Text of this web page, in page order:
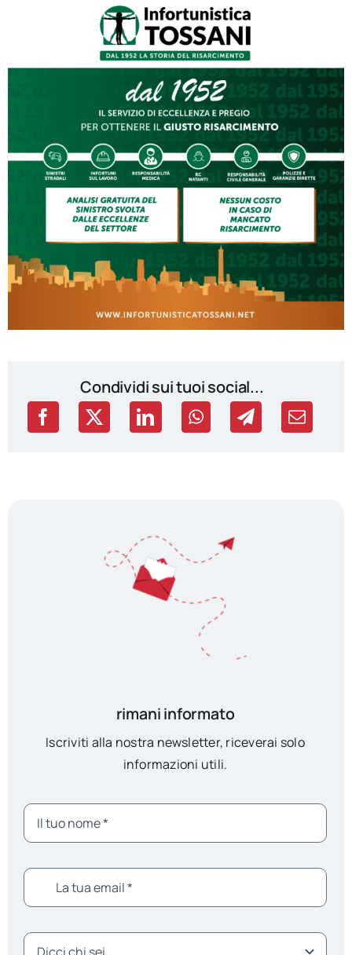
Condividi sui tuoi social...
rimani informato
Iscriviti alla nostra newsletter, riceverai solo
informazioni utili.